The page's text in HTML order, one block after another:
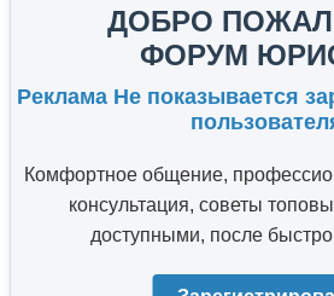
ДОБРО
ФОРУМ
Реклама Не показывается
Комфортное общение,
консультация, советы
доступными, после